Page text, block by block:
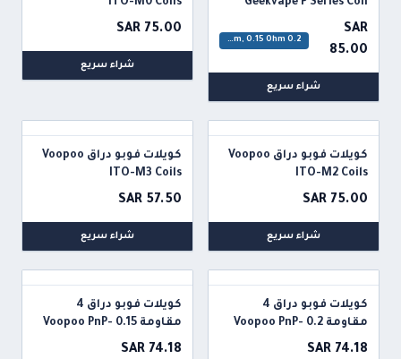
Geekvape P Series Coil
SAR
85.00
0.2 Ohm, 0.4 Ohm, 0.15 Ohm
شراء سريع
ITO-M0 Coils
SAR 75.00
شراء سريع
كويلات فوبو دراق Voopoo
ITO-M2 Coils
SAR 75.00
شراء سريع
كويلات فوبو دراق Voopoo
ITO-M3 Coils
SAR 57.50
شراء سريع
كويلات فوبو دراق 4
مقاومة 0.2 Voopoo PnP-
TW20 0.2 Ohm
SAR 74.18
كويلات فوبو دراق 4
مقاومة 0.15 Voopoo PnP-
TW15 0.15 Ohm
SAR 74.18